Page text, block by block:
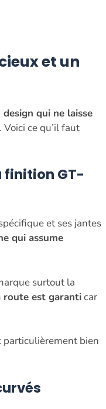
et un
qui ne laisse
ce qu’il faut
finition GT-
et ses jantes
qui assume
surtout la
route est garanticar
particulièrement bien